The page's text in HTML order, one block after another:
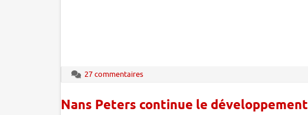
27 commentaires
Nans Peters continue le